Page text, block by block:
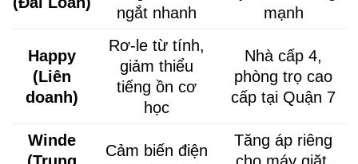
ngắt nhanh
mạnh
Happy
(Liên
doanh)
Rơ-le từ tính,
giảm thiểu
tiếng ồn cơ
học
Nhà cấp 4,
phòng trọ cao
cấp tại Quận 7
Winde
Cảm biến điện
Tăng áp riêng